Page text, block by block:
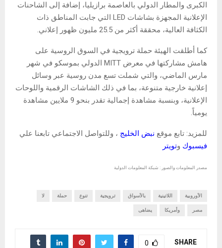
الكبرى والمطار الدولي بالعاصمة برازيليا، إضافة إلى الشاحنات
الإعلانية المجهزة بشاشات LED التي جابت المناطق ذات
الكثافة العالية، محققة أكثر من 25.5 مليون ظهور إعلاني.
كما أطلقت الهيئة حملة ترويجية في السوق الروسية على
هامش مشاركتها في معرض MITT الدولي بموسكو في شهر
مارس الماضي، والتي شملت تسع مدن روسية عبر وسائل
إعلانية خارجية متنوعة، بما في ذلك الشاشات الرقمية واللوحات
الإعلانية، وبنسبة مشاهدة إجمالية تقدر بنحو 9 ملايين مشاهدة
يومياً.
للمزيد: تابع موقع نبض الخليج ، وللتواصل الاجتماعي تابعنا علي
فيسبوك وتويتر
مصدر المعلومات والصور : شبكة المعلومات الدولية
الأوروبية اللاتينية بالأسواق ترويجية تنوع حملة لا
مصر وأمريكا يضاهى
SHARE
0